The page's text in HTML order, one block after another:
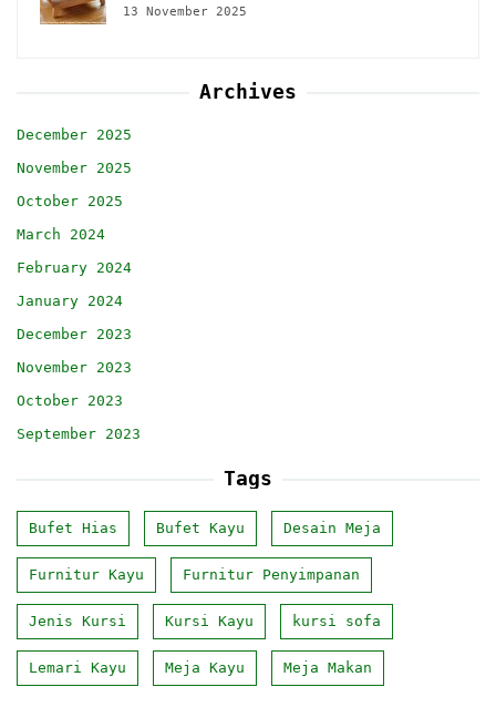
13 November 2025
Archives
December 2025
November 2025
October 2025
March 2024
February 2024
January 2024
December 2023
November 2023
October 2023
September 2023
Tags
Bufet Hias Bufet Kayu Desain Meja
Furnitur Kayu Furnitur Penyimpanan
Jenis Kursi Kursi Kayu kursi sofa
Lemari Kayu Meja Kayu Meja Makan